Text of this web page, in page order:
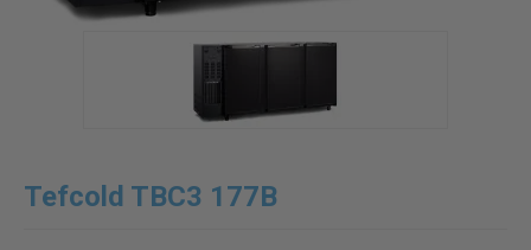
Tefcold TBC3 177B